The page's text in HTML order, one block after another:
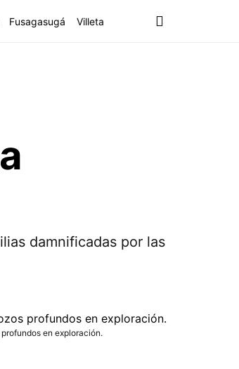
Fusagasugá Villeta
damnificadas por las
en exploración.